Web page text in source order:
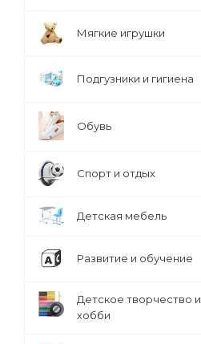
Мягкие игрушки
Подгузники и гигиена
Обувь
Спорт и отдых
Детская мебель
Развитие и обучение
Детское творчество и
хобби